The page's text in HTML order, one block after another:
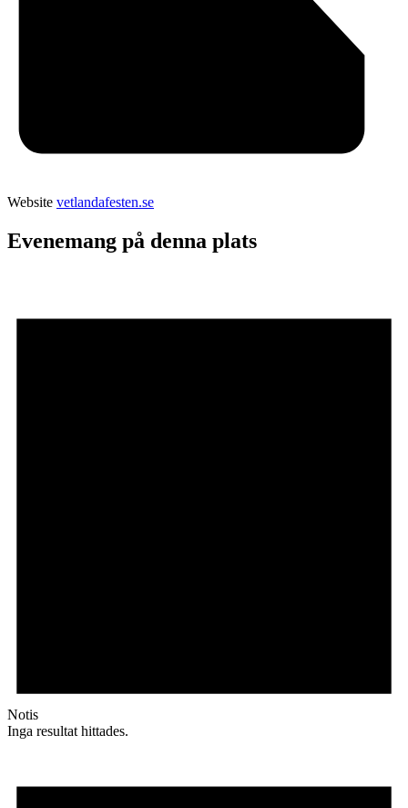
Website vetlandafesten.se
Evenemang på denna plats
Notis
Inga resultat hittades.